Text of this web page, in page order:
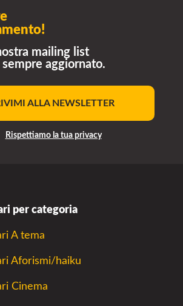
mailing list
aggiornato.
ALLA NEWSLETTER
Rispettiamo la tua privacy
per categoria
A tema
Aforismi/haiku
Cinema